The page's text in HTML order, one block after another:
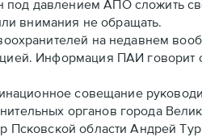
давлением АПО сложить
внимания не обращать.
на недавнем
Информация ПАИ говорит
совещание
органов города
Псковской области Андрей